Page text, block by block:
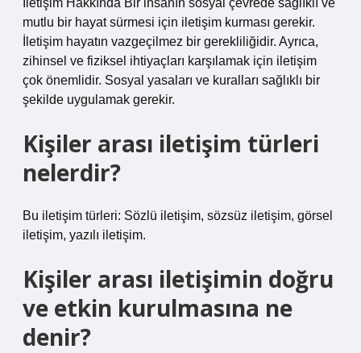
İletişim Hakkında Bir insanın sosyal çevrede sağlıklı ve
mutlu bir hayat sürmesi için iletişim kurması gerekir.
İletişim hayatın vazgeçilmez bir gerekliliğidir. Ayrıca,
zihinsel ve fiziksel ihtiyaçları karşılamak için iletişim
çok önemlidir. Sosyal yasaları ve kuralları sağlıklı bir
şekilde uygulamak gerekir.
Kişiler arası iletişim türleri
nelerdir?
Bu iletişim türleri: Sözlü iletişim, sözsüz iletişim, görsel
iletişim, yazılı iletişim.
Kişiler arası iletişimin doğru
ve etkin kurulmasına ne
denir?